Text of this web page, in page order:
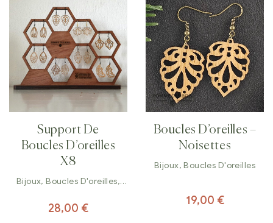
Support De
Boucles D’oreilles
X8
Bijoux,Boucles D'oreilles,
28,00 €
Boucles D’oreilles –
Noisettes
Bijoux,Boucles D'oreilles
19,00 €